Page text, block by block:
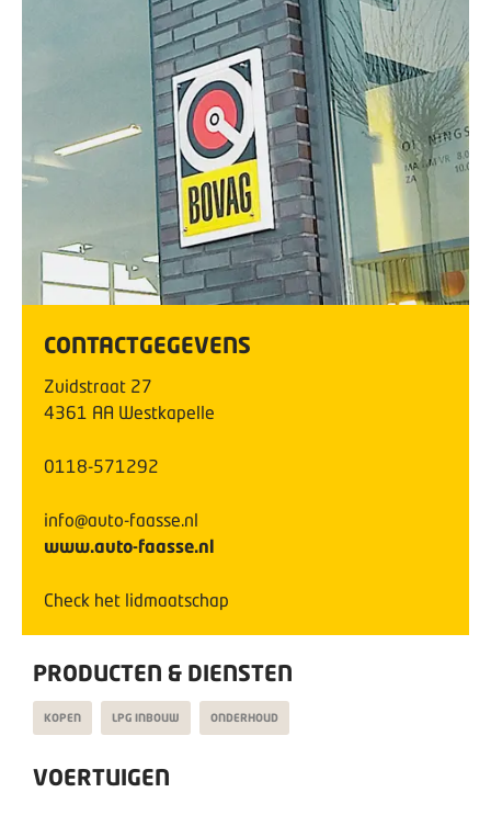
CONTACTGEGEVENS
Zuidstraat 27
4361 AA Westkapelle
0118-571292
info@auto-faasse.nl
www.auto-faasse.nl
Check het lidmaatschap
PRODUCTEN & DIENSTEN
KOPEN LPG INBOUW ONDERHOUD
VOERTUIGEN